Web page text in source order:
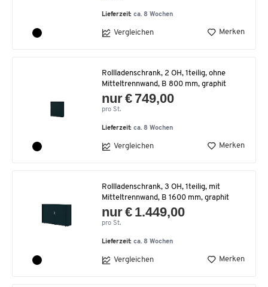
Lieferzeit:ca. 8 Wochen
Vergleichen Merken
Rollladenschrank, 2 OH, 1teilig, ohne
Mitteltrennwand, B 800 mm, graphit
nur € 749,00
pro St.
Lieferzeit:ca. 8 Wochen
Vergleichen Merken
Rollladenschrank, 3 OH, 1teilig, mit
Mitteltrennwand, B 1600 mm, graphit
nur € 1.449,00
pro St.
Lieferzeit:ca. 8 Wochen
Vergleichen Merken